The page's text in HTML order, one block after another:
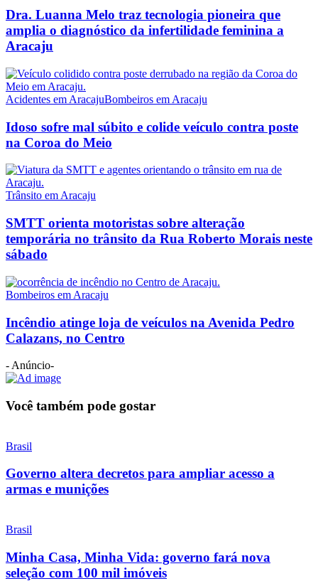
Dra. Luanna Melo traz tecnologia pioneira que
amplia o diagnóstico da infertilidade feminina a
Aracaju
Acidentes em AracajuBombeiros em Aracaju
Idoso sofre mal súbito e colide veículo contra poste
na Coroa do Meio
Trânsito em Aracaju
SMTT orienta motoristas sobre alteração
temporária no trânsito da Rua Roberto Morais neste
sábado
Bombeiros em Aracaju
Incêndio atinge loja de veículos na Avenida Pedro
Calazans, no Centro
- Anúncio-
Você também pode gostar
Brasil
Governo altera decretos para ampliar acesso a
armas e munições
Brasil
Minha Casa, Minha Vida: governo fará nova
seleção com 100 mil imóveis